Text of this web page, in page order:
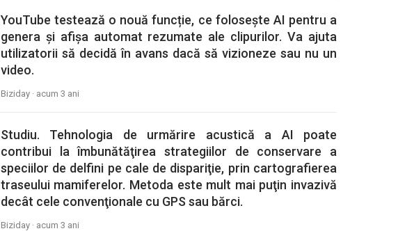
YouTube testează o nouă funcție, ce folosește AI pentru a
genera și afișa automat rezumate ale clipurilor. Va ajuta
utilizatorii să decidă în avans dacă să vizioneze sau nu un
video.
Biziday · acum 3 ani
Studiu. Tehnologia de urmărire acustică a AI poate
contribui la îmbunătăţirea strategiilor de conservare a
speciilor de delfini pe cale de dispariţie, prin cartografierea
traseului mamiferelor. Metoda este mult mai puţin invazivă
decât cele convenţionale cu GPS sau bărci.
Biziday · acum 3 ani